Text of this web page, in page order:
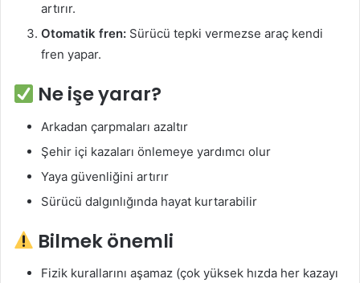
artırır.
Otomatik fren: Sürücü tepki vermezse araç kendi
fren yapar.
Ne işe yarar?
Arkadan çarpmaları azaltır
Şehir içi kazaları önlemeye yardımcı olur
Yaya güvenliğini artırır
Sürücü dalgınlığında hayat kurtarabilir
Bilmek önemli
Fizik kurallarını aşamaz (çok yüksek hızda her kazayı